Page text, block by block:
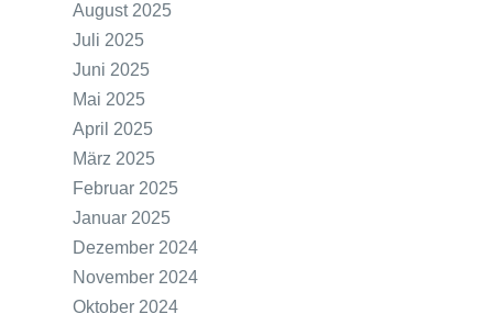
August 2025
Juli 2025
Juni 2025
Mai 2025
April 2025
März 2025
Februar 2025
Januar 2025
Dezember 2024
November 2024
Oktober 2024